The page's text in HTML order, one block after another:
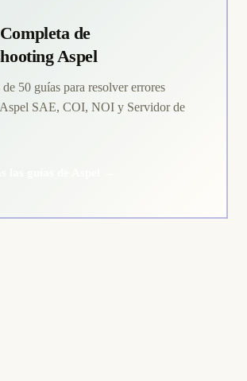
de
Aspel
50 guías para resolver errores
Aspel SAE, COI, NOI y Servidor de